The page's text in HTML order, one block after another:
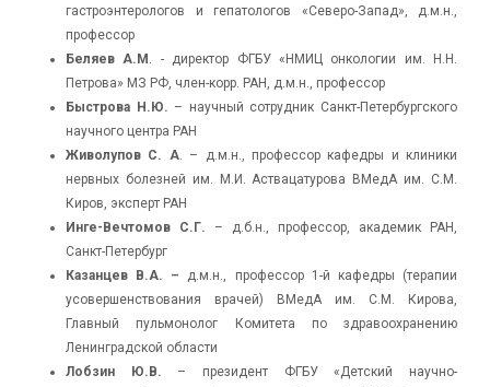
гастроэнтерологов и гепатологов «Северо-Запад», д.м.н.,
профессор
Беляев А.М . - директор ФГБУ «НМИЦ онкологии им. Н.Н.
Петрова» МЗ РФ, член-корр. РАН, д.м.н., профессор
Быстрова Н.Ю. – научный сотрудник Санкт-Петербургского
научного центра РАН
Живолупов С. А. – д.м.н., профессор кафедры и клиники
нервных болезней им. М.И. Аствацатурова ВМедА им. С.М.
Киров, эксперт РАН
Инге-Вечтомов С.Г. – д.б.н., профессор, академик РАН,
Санкт-Петербург
Казанцев В.А. – д.м.н., профессор 1-й кафедры (терапии
усовершенствования врачей) ВМедА им. С.М. Кирова,
Главный пульмонолог Комитета по здравоохранению
Ленинградской области
Лобзин Ю.В. – президент ФГБУ «Детский научно-